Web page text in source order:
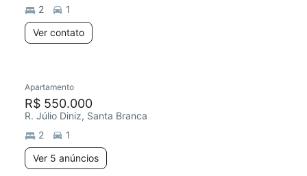
2
1
Ver contato
Apartamento
R$ 550.000
R. Júlio Diniz, Santa Branca
2
1
Ver 5 anúncios